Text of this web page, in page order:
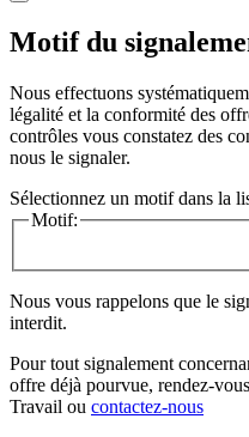
Motif du
Nous effectuons
légalité et la conformité des
contrôles vous constatez des
nous le signaler.
Sélectionnez un motif dans la
Motif:
Nous vous rappelons que le
interdit.
Pour tout signalement
offre déjà pourvue, rendez-
Travail ou contactez-nous